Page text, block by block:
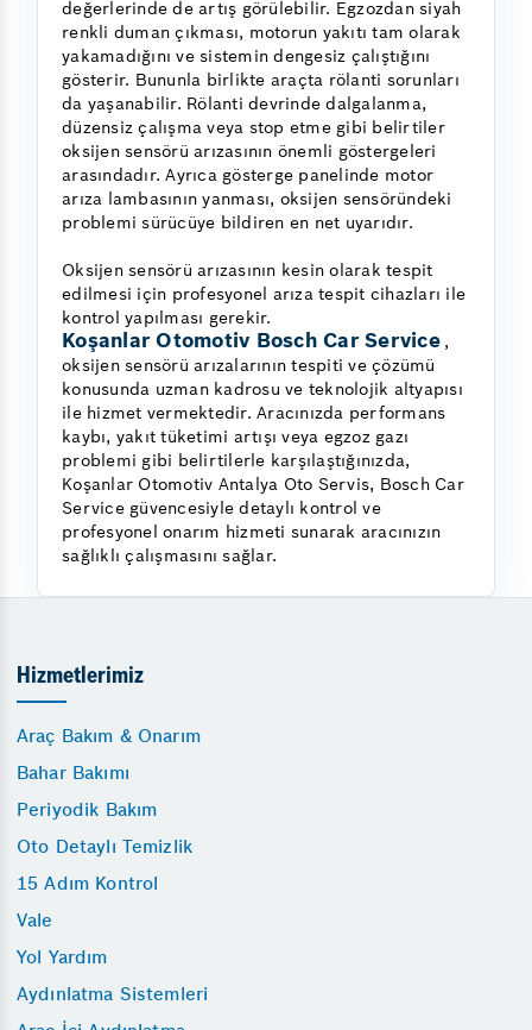
değerlerinde de artış görülebilir. Egzozdan siyah
renkli duman çıkması, motorun yakıtı tam olarak
yakamadığını ve sistemin dengesiz çalıştığını
gösterir. Bununla birlikte araçta rölanti sorunları
da yaşanabilir. Rölanti devrinde dalgalanma,
düzensiz çalışma veya stop etme gibi belirtiler
oksijen sensörü arızasının önemli göstergeleri
arasındadır. Ayrıca gösterge panelinde motor
arıza lambasının yanması, oksijen sensöründeki
problemi sürücüye bildiren en net uyarıdır.
Oksijen sensörü arızasının kesin olarak tespit
edilmesi için profesyonel arıza tespit cihazları ile
kontrol yapılması gerekir.
Koşanlar Otomotiv Bosch Car Service ,
oksijen sensörü arızalarının tespiti ve çözümü
konusunda uzman kadrosu ve teknolojik altyapısı
ile hizmet vermektedir. Aracınızda performans
kaybı, yakıt tüketimi artışı veya egzoz gazı
problemi gibi belirtilerle karşılaştığınızda,
Koşanlar Otomotiv Antalya Oto Servis, Bosch Car
Service güvencesiyle detaylı kontrol ve
profesyonel onarım hizmeti sunarak aracınızın
sağlıklı çalışmasını sağlar.
Hizmetlerimiz
Araç Bakım & Onarım
Bahar Bakımı
Periyodik Bakım
Oto Detaylı Temizlik
15 Adım Kontrol
Vale
Yol Yardım
Aydınlatma Sistemleri